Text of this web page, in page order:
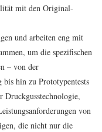
mit den Original-
und arbeiten eng mit
um die spezifischen
– von der
hin zu Prototypentests
Druckgusstechnologie,
von
die nicht nur die